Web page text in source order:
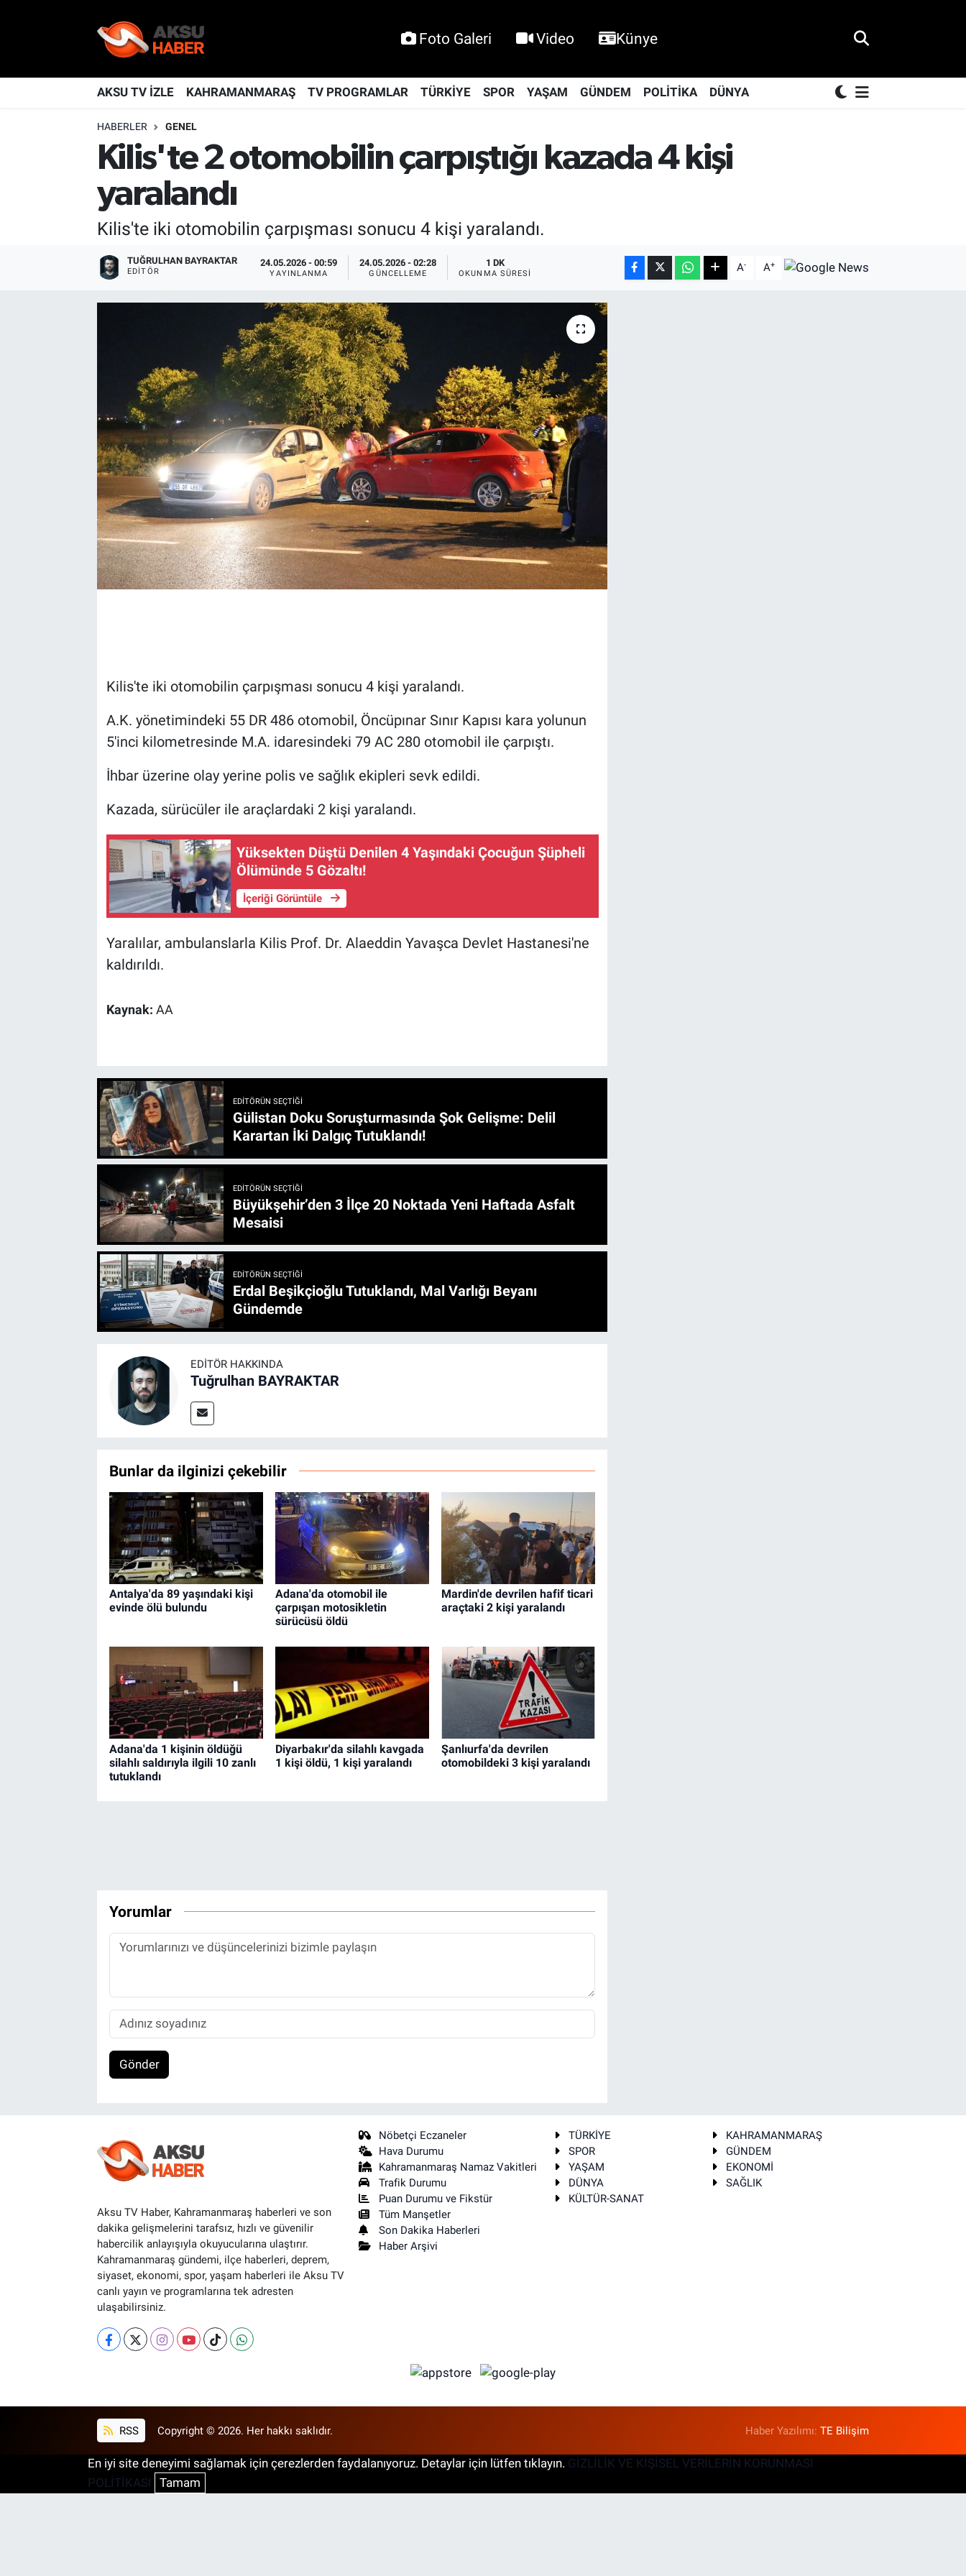
Foto Galeri Video Künye
AKSU TV İZLE KAHRAMANMARAŞ TV PROGRAMLAR TÜRKİYE SPOR YAŞAM GÜNDEM POLİTİKA DÜNYA
HABERLER GENEL
Kilis'te 2 otomobilin çarpıştığı kazada 4 kişi
yaralandı
Kilis'te iki otomobilin çarpışması sonucu 4 kişi yaralandı.
TUĞRULHAN BAYRAKTAR
EDITÖR
24.05.2026 - 00:59
YAYINLANMA
24.05.2026 - 02:28
GÜNCELLEME
1 DK
OKUNMA SÜRESI A- A+
Kilis'te iki otomobilin çarpışması sonucu 4 kişi yaralandı.
A.K. yönetimindeki 55 DR 486 otomobil, Öncüpınar Sınır Kapısı kara yolunun
5'inci kilometresinde M.A. idaresindeki 79 AC 280 otomobil ile çarpıştı.
İhbar üzerine olay yerine polis ve sağlık ekipleri sevk edildi.
Kazada, sürücüler ile araçlardaki 2 kişi yaralandı.
Yüksekten Düştü Denilen 4 Yaşındaki Çocuğun Şüpheli
Ölümünde 5 Gözaltı!
İçeriği Görüntüle
Yaralılar, ambulanslarla Kilis Prof. Dr. Alaeddin Yavaşca Devlet Hastanesi'ne
kaldırıldı.
Kaynak: AA
EDITÖRÜN SEÇTIĞI
Gülistan Doku Soruşturmasında Şok Gelişme: Delil
Karartan İki Dalgıç Tutuklandı!
EDITÖRÜN SEÇTIĞI
Büyükşehir’den 3 İlçe 20 Noktada Yeni Haftada Asfalt
Mesaisi
EDITÖRÜN SEÇTIĞI
Erdal Beşikçioğlu Tutuklandı, Mal Varlığı Beyanı
Gündemde
EDITÖR HAKKINDA
Tuğrulhan BAYRAKTAR
Bunlar da ilginizi çekebilir
Antalya'da 89 yaşındaki kişi
evinde ölü bulundu
Adana'da otomobil ile
çarpışan motosikletin
sürücüsü öldü
Mardin'de devrilen hafif ticari
araçtaki 2 kişi yaralandı
Adana'da 1 kişinin öldüğü
silahlı saldırıyla ilgili 10 zanlı
tutuklandı
Diyarbakır'da silahlı kavgada
1 kişi öldü, 1 kişi yaralandı
Şanlıurfa'da devrilen
otomobildeki 3 kişi yaralandı
Yorumlar
Gönder
Aksu TV Haber, Kahramanmaraş haberleri ve son
dakika gelişmelerini tarafsız, hızlı ve güvenilir
habercilik anlayışıyla okuyucularına ulaştırır.
Kahramanmaraş gündemi, ilçe haberleri, deprem,
siyaset, ekonomi, spor, yaşam haberleri ile Aksu TV
canlı yayın ve programlarına tek adresten
ulaşabilirsiniz.
Nöbetçi Eczaneler
Hava Durumu
Kahramanmaraş Namaz Vakitleri
Trafik Durumu
Puan Durumu ve Fikstür
Tüm Manşetler
Son Dakika Haberleri
Haber Arşivi
TÜRKİYE
KAHRAMANMARAŞ
SPOR
GÜNDEM
YAŞAM
EKONOMİ
DÜNYA
SAĞLIK
KÜLTÜR-SANAT
RSS Copyright © 2026. Her hakkı saklıdır. Haber Yazılımı:TE Bilişim
En iyi site deneyimi sağlamak için çerezlerden faydalanıyoruz. Detaylar için lütfen tıklayın. GİZLİLİK VE KİŞİSEL VERİLERİN KORUNMASI
POLİTİKASI
Tamam
KAHRAMANMARAŞ
KÜLTÜR-SANAT
TEKNOLOJİ
Nöbetçi Eczaneler
Hava Durumu
Kahramanmaraş Namaz Vakitleri
Trafik Durumu
TFF 2.Lig Kırmızı Grup Puan Durumu ve Fikstür
Tüm Manşetler
Son Dakika Haberleri